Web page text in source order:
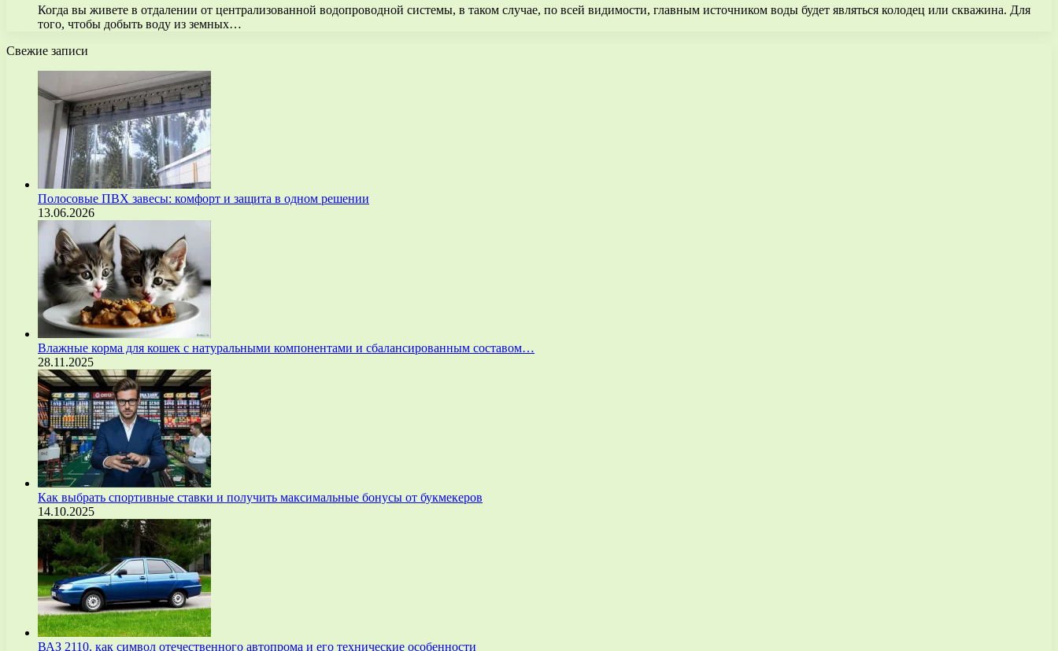
Когда вы живете в отдалении от централизованной водопроводной системы, в таком случае, по всей видимости, главным источником воды будет являться колодец или скважина. Для
того, чтобы добыть воду из земных…
Свежие записи
Полосовые ПВХ завесы: комфорт и защита в одном решении
13.06.2026
Влажные корма для кошек с натуральными компонентами и сбалансированным составом…
28.11.2025
Как выбрать спортивные ставки и получить максимальные бонусы от букмекеров
14.10.2025
ВАЗ 2110, как символ отечественного автопрома и его технические особенности